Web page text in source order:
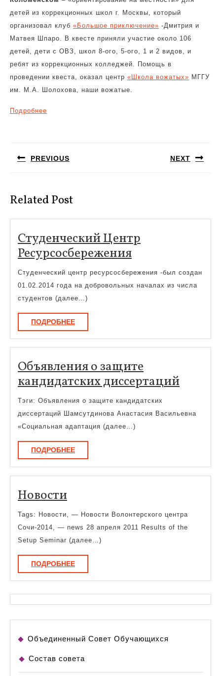
детей из коррекционных школ г. Москвы, который
организовал клуб «Большое приключение» -Дмитрия и
Матвея Шпаро. В квесте приняли участие около 106
детей, дети с ОВЗ, школ 8-ого, 5-ого, 1 и 2 видов, и
ребят из коррекционных колледжей. Помощь в
проведении квеста, оказал центр «Школа вожатых» МГГУ
им. М.А. Шолохова, наши вожатые.
Подробнее
записям
PREVIOUS NEXT
Related Post
Студенческий Центр
РесурсосбереженияСтуденческий
Центр
Студенческий центр ресурсосбережения -был создан
01.02.2014 года на добровольных началах из числа
студентов (далее…)
ПОДРОБНЕЕПОДРОБНЕЕ
Объявления о защите
кандидатских диссертаций
Тэги: Объявления о защите кандидатских
диссертаций Шамсутдинова Анастасия Васильевна
«Социальная адаптация (далее…)
ПОДРОБНЕЕПОДРОБНЕЕ
Новости
Tags: Новости, — Новости Волонтерского центра
Сочи-2014, — news 28 апреля 2011 Results of the
Setup Seminar (далее…)
ПОДРОБНЕЕПОДРОБНЕЕ
Объединенный Совет Обучающихся
Состав совета